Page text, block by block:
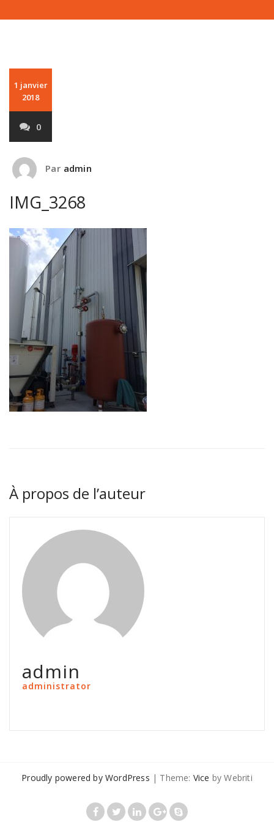
1 janvier
2018
0
Par admin
IMG_3268
À propos de l’auteur
admin
administrator
Proudly powered by WordPress | Theme: Vice by Webriti